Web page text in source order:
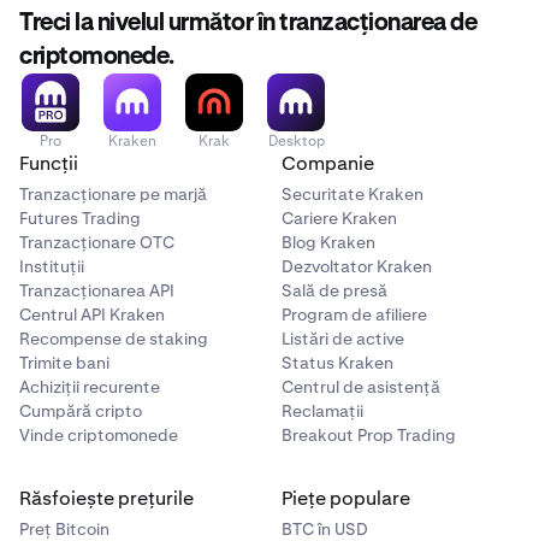
Treci la nivelul următor în tranzacționarea de
criptomonede.
Pro Kraken Krak Desktop
Funcții
Tranzacționare pe marjă
Futures Trading
Tranzacționare OTC
Instituții
Tranzacționarea API
Centrul API Kraken
Recompense de staking
Trimite bani
Achiziții recurente
Cumpără cripto
Vinde criptomonede
Companie
Securitate Kraken
Cariere Kraken
Blog Kraken
Dezvoltator Kraken
Sală de presă
Program de afiliere
Listări de active
Status Kraken
Centrul de asistență
Reclamații
Breakout Prop Trading
Răsfoiește prețurile
Preț Bitcoin
Piețe populare
BTC în USD